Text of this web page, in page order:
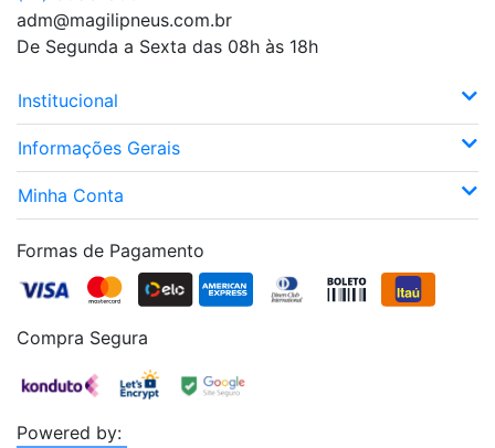
adm@magilipneus.com.br
De Segunda a Sexta das 08h às 18h
Institucional
Informações Gerais
Minha Conta
Formas de Pagamento
Compra Segura
Powered by: